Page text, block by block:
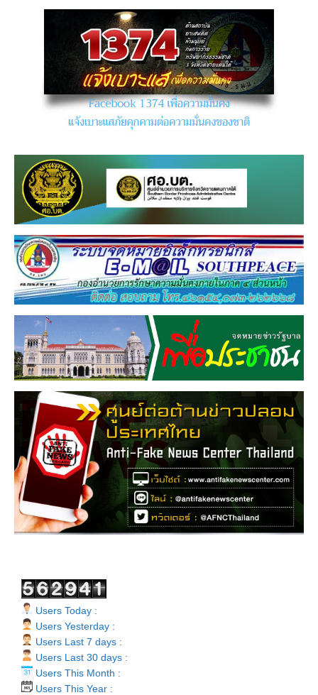
Users Today :
Users Yesterday :
Users Last 7 days :
Users Last 30 days :
Users This Month :
Users This Year :